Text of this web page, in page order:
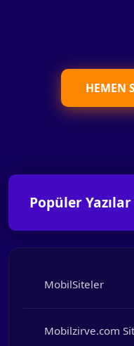
HEMEN
Popüler Yazılar
MobilSiteler
Mobilzirve.com